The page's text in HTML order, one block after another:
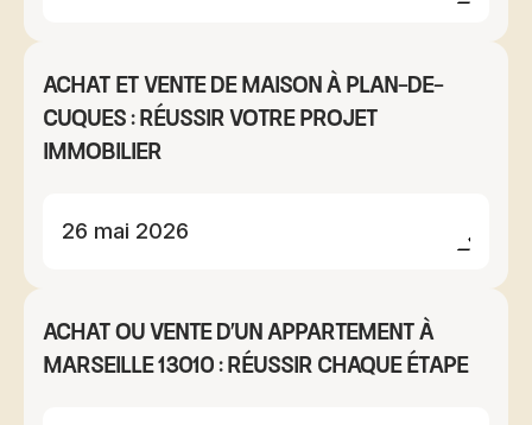
Achat et vente de maison à Plan-de-
Cuques : réussir votre projet
immobilier
26 mai 2026
Achat ou vente d'un appartement à
Marseille 13010 : réussir chaque étape